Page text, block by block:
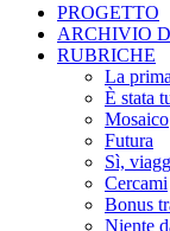
PROGETTO
ARCHIVIO
RUBRICHE
La
È stata
Mosaico
Futura
Sì,
Cercami
Bonus
Niente